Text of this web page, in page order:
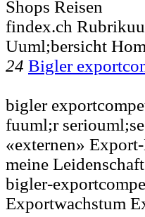
Shops Reisen
findex.ch
Uuml;bersicht
24 Bigler
bigler
fuuml;r
«externen»
meine
bigler-
Exportwachstum